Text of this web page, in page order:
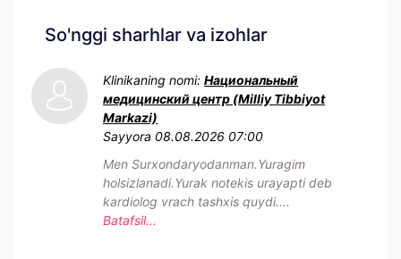
So'nggi sharhlar va izohlar
Klinikaning nomi: Национальный
медицинский центр (Milliy Tibbiyot
Markazi)
Sayyora 08.08.2026 07:00
Men Surxondaryodanman.Yuragim
holsizlanadi.Yurak notekis urayapti deb
kardiolog vrach tashxis quydi....
Batafsil...